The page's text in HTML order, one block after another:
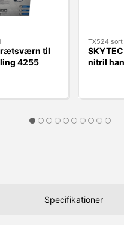
til
4255
TX524
nitril
Specifikationer